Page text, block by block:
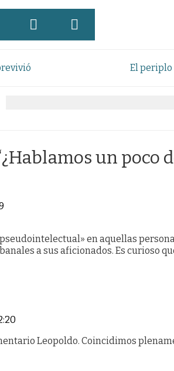
El periplo
¿Hablamos un poco
en aquellas
a sus aficionados. Es curioso
Leopoldo. Coincidimos